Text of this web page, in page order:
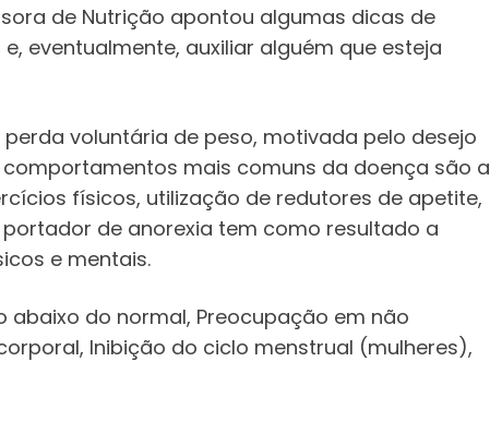
de Nutrição apontou algumas dicas de
eventualmente, auxiliar alguém que esteja
voluntária de peso, motivada pelo desejo
mais comuns da doença são a
físicos, utilização de redutores de apetite,
de anorexia tem como resultado a
e mentais.
abaixo do normal, Preocupação em não
Inibição do ciclo menstrual (mulheres),